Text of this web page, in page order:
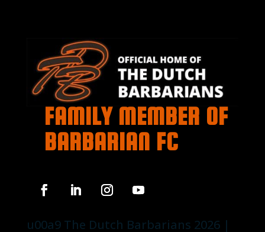
FAMILY MEMBER OF
BARBARIAN FC
u00a9 The Dutch Barbarians 2026 |